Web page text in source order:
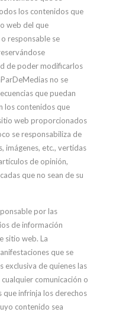
los contenidos que
web del que
responsable se
de poder modificarlos
no se
que puedan
los contenidos que
web proporcionados
se responsabiliza de
imágenes, etc., vertidas
de opinión,
que no sean de su
por las
de información
sitio web. La
que se
exclusiva de quienes las
comunicación o
infrinja los derechos
contenido sea